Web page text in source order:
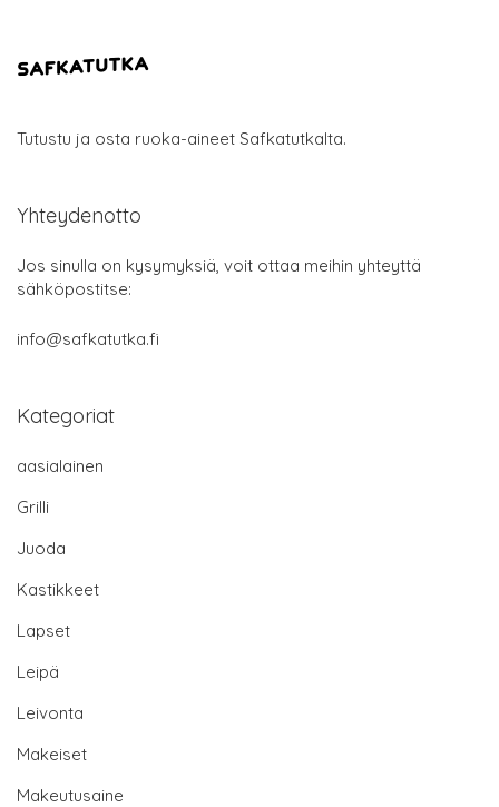
Tutustu ja osta ruoka-aineet Safkatutkalta.
Yhteydenotto
Jos sinulla on kysymyksiä, voit ottaa meihin yhteyttä
sähköpostitse:
info@safkatutka.fi
Kategoriat
aasialainen
Grilli
Juoda
Kastikkeet
Lapset
Leipä
Leivonta
Makeiset
Makeutusaine